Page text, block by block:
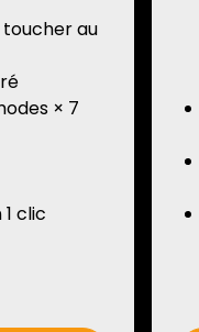
au
× 7
clic